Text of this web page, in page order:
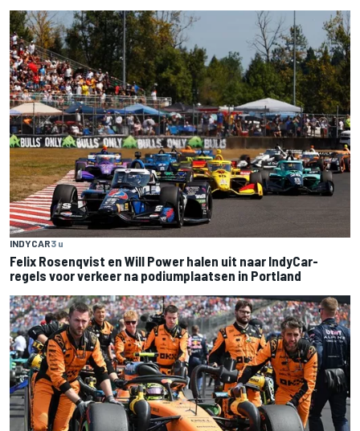
INDYCAR3 u
Felix Rosenqvist en Will Power halen uit naar IndyCar-
regels voor verkeer na podiumplaatsen in Portland